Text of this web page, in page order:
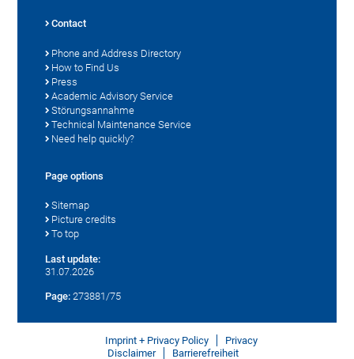
Contact
Phone and Address Directory
How to Find Us
Press
Academic Advisory Service
Störungsannahme
Technical Maintenance Service
Need help quickly?
Page options
Sitemap
Picture credits
To top
Last update:
31.07.2026
Page: 273881/75
Imprint + Privacy Policy
Privacy
Disclaimer
Barrierefreiheit